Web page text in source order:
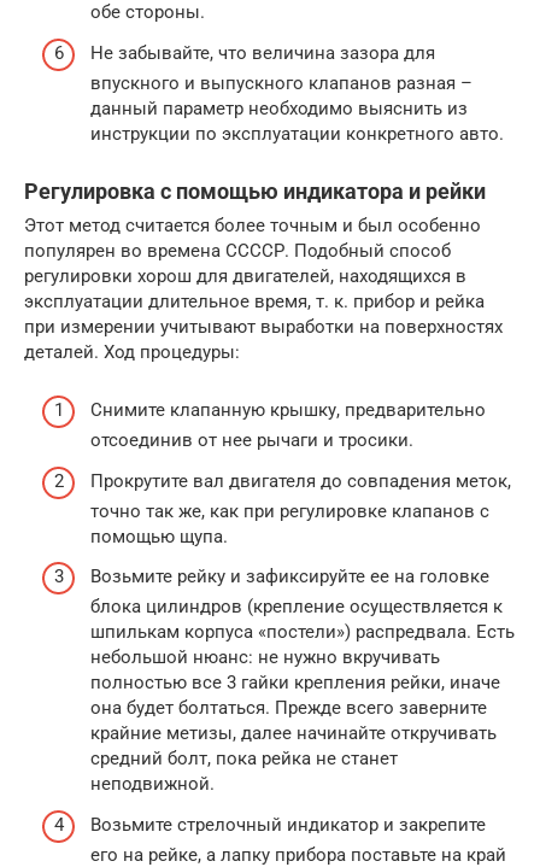
обе стороны.
Не забывайте, что величина зазора для
впускного и выпускного клапанов разная –
данный параметр необходимо выяснить из
инструкции по эксплуатации конкретного авто.
Регулировка с помощью индикатора и рейки
Этот метод считается более точным и был особенно
популярен во времена ССССР. Подобный способ
регулировки хорош для двигателей, находящихся в
эксплуатации длительное время, т. к. прибор и рейка
при измерении учитывают выработки на поверхностях
деталей. Ход процедуры:
Снимите клапанную крышку, предварительно
отсоединив от нее рычаги и тросики.
Прокрутите вал двигателя до совпадения меток,
точно так же, как при регулировке клапанов с
помощью щупа.
Возьмите рейку и зафиксируйте ее на головке
блока цилиндров (крепление осуществляется к
шпилькам корпуса «постели») распредвала. Есть
небольшой нюанс: не нужно вкручивать
полностью все 3 гайки крепления рейки, иначе
она будет болтаться. Прежде всего заверните
крайние метизы, далее начинайте откручивать
средний болт, пока рейка не станет
неподвижной.
Возьмите стрелочный индикатор и закрепите
его на рейке, а лапку прибора поставьте на край